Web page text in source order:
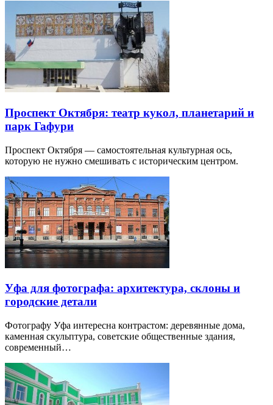
Проспект Октября: театр кукол, планетарий и
парк Гафури
Проспект Октября — самостоятельная культурная ось,
которую не нужно смешивать с историческим центром.
Уфа для фотографа: архитектура, склоны и
городские детали
Фотографу Уфа интересна контрастом: деревянные дома,
каменная скульптура, советские общественные здания,
современный…